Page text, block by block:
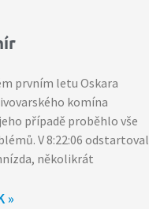
prvním letu Oskara
komína
případě proběhlo vše
V 8:22:06 odstartoval
několikrát
»